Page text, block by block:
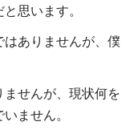
思います。
はありませんが、僕
せんが、現状何を
ません。